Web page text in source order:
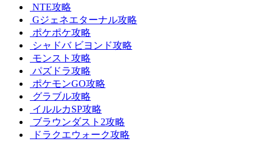
NTE攻略
Gジェネエターナル攻略
ポケポケ攻略
シャドバ ビヨンド攻略
モンスト攻略
パズドラ攻略
ポケモンGO攻略
グラブル攻略
イルルカSP攻略
ブラウンダスト2攻略
ドラクエウォーク攻略